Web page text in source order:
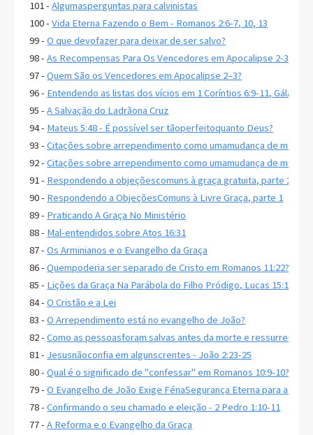
101 -Algumasperguntas para calvinistas
100 -Vida Eterna Fazendo o Bem - Romanos 2:6-7, 10, 13
99 -O que devofazer para deixar de ser salvo?
98 -As Recompensas Para Os Vencedores em Apocalipse 2-3
97 -Quem São os Vencedores em Apocalipse 2–3?
96 - Entendendo as listas dos vícios em 1 Coríntios 6:9-11, Gálatas
95 -A Salvação do Ladrãona Cruz
94 - Mateus 5:48 - É possível ser tãoperfeitoquanto Deus?
93 -Citações sobre arrependimento como umamudança de mente,
92 -Citações sobre arrependimento como umamudança de mente,
91 - Respondendo a objeçõescomuns à graça gratuita, parte 2
90 - Respondendo a ObjeçõesComuns à Livre Graça, parte 1
89 - Praticando A Graça No Ministério
88 - Mal-entendidos sobre Atos 16:31
87 -Os Arminianos e o Evangelho da Graça
86 -Quempoderia ser separado de Cristo em Romanos 11:22?
85 - Lições da Graça Na Parábola do Filho Pródigo, Lucas 15:11-32
84 -O Cristão e a Lei
83 -O Arrependimento está no evangelho de João?
82 -Como as pessoasforam salvas antes da morte e ressurreição
81 - Jesusnãoconfia em algunscrentes - João 2:23-25
80 -Qual é o significado de "confessar" em Romanos 10:9-10?
79 -O Evangelho de João Exige FénaSegurança Eterna para a
78 -Confirmando o seu chamado e eleição - 2 Pedro 1:10-11
77 -A Reforma e o Evangelho da Graça